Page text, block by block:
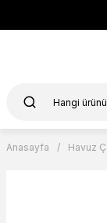
Anasayfa Havuz